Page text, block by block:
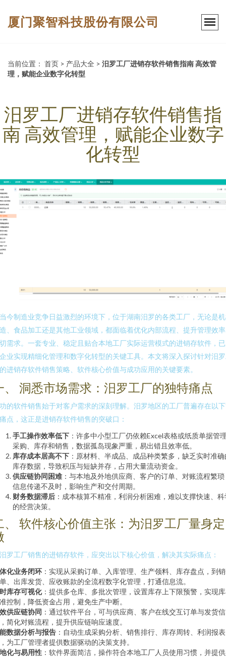
厦门聚智科技股份有限公司
当前位置： 首页 > 产品大全 > 汨罗工厂进销存软件销售指南 高效管
理，赋能企业数字化转型
汨罗工厂进销存软件销售指
南 高效管理，赋能企业数字
化转型
今制造业竞争日益激烈的环境下，位于湖南汨罗的各类工厂，无论是
、食品加工还是其他工业领域，都面临着优化内部流程、提升管理效
需求。一套专业、稳定且贴合本地工厂实际运营模式的进销存软件，
业实现精细化管理和数字化转型的关键工具。本文将深入探讨针对汨
进销存软件销售策略、软件核心价值与成功应用的关键要素。
、 洞悉市场需求：汨罗工厂的独特痛点
的软件销售始于对客户需求的深刻理解。汨罗地区的工厂普遍存在以
点，这正是进销存软件销售的突破口：
手工操作效率低下 ：许多中小型工厂仍依赖Excel表格或纸质单据管
采购、库存和销售，数据孤岛现象严重，易出错且效率低。
库存成本居高不下 ：原材料、半成品、成品种类繁多，缺乏实时准
库存数据，导致积压与短缺并存，占用大量流动资金。
供应链协同困难 ：与本地及外地供应商、客户的订单、对账流程繁琐
信息传递不及时，影响生产和交付周期。
财务数据滞后 ：成本核算不精准，利润分析困难，难以支撑快速、科
的经营决策。
、 软件核心价值主张：为汨罗工厂量身定
罗工厂销售的进销存软件，应突出以下核心价值，解决其实际痛点：
化业务闭环 ：实现从采购订单、入库管理、生产领料、库存盘点，到
、出库发货、应收账款的全流程数字化管理，打通信息流。
库存可视化：提供多仓库、多批次管理，设置库存上下限预警，实现
控制，降低资金占用，避免生产中断。
供应链协同 ：通过软件平台，可与供应商、客户在线交互订单与发货信
简化对账流程，提升供应链响应速度。
数据分析与报告 ：自动生成采购分析、销售排行、库存周转、利润报表
为工厂管理者提供数据驱动的决策支持。
化与易用性 ：软件界面简洁，操作符合本地工厂人员使用习惯，并提